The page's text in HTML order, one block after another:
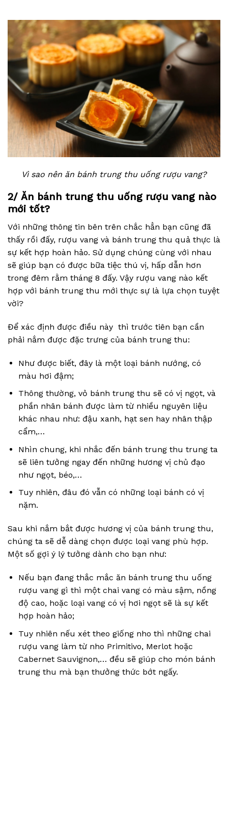
Vì sao nên ăn bánh trung thu uống rượu vang?
2/ Ăn bánh trung thu uống rượu vang nào
mới tốt?
Với những thông tin bên trên chắc hẳn bạn cũng đã
thấy rồi đấy, rượu vang và bánh trung thu quả thực là
sự kết hợp hoàn hảo. Sử dụng chúng cùng với nhau
sẽ giúp bạn có được bữa tiệc thú vị, hấp dẫn hơn
trong đêm rằm tháng 8 đấy. Vậy rượu vang nào kết
hợp với bánh trung thu mới thực sự là lựa chọn tuyệt
vời?
Để xác định được điều này thì trước tiên bạn cần
phải nắm được đặc trưng của bánh trung thu:
Như được biết, đây là một loại bánh nướng, có
màu hơi đậm;
Thông thường, vỏ bánh trung thu sẽ có vị ngọt, và
phần nhân bánh được làm từ nhiều nguyên liệu
khác nhau như: đậu xanh, hạt sen hay nhân thập
cẩm,…
Nhìn chung, khi nhắc đến bánh trung thu trung ta
sẽ liên tưởng ngay đến những hương vị chủ đạo
như ngọt, béo,…
Tuy nhiên, đâu đó vẫn có những loại bánh có vị
nặm.
Sau khi nắm bắt được hương vị của bánh trung thu,
chúng ta sẽ dễ dàng chọn được loại vang phù hợp.
Một số gợi ý lý tưởng dành cho bạn như:
Nếu bạn đang thắc mắc ăn bánh trung thu uống
rượu vang gì thì một chai vang có màu sậm, nồng
độ cao, hoặc loại vang có vị hơi ngọt sẽ là sự kết
hợp hoàn hảo;
Tuy nhiên nếu xét theo giống nho thì những chai
rượu vang làm từ nho Primitivo, Merlot hoặc
Cabernet Sauvignon,… đều sẽ giúp cho món bánh
trung thu mà bạn thưởng thức bớt ngấy.